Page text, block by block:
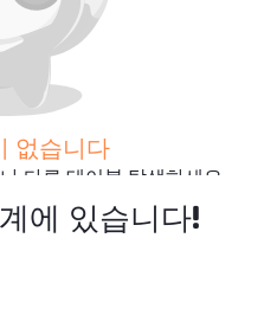
없습니다
다른 테이블 탐색하세요
블 검색
에 있습니다!